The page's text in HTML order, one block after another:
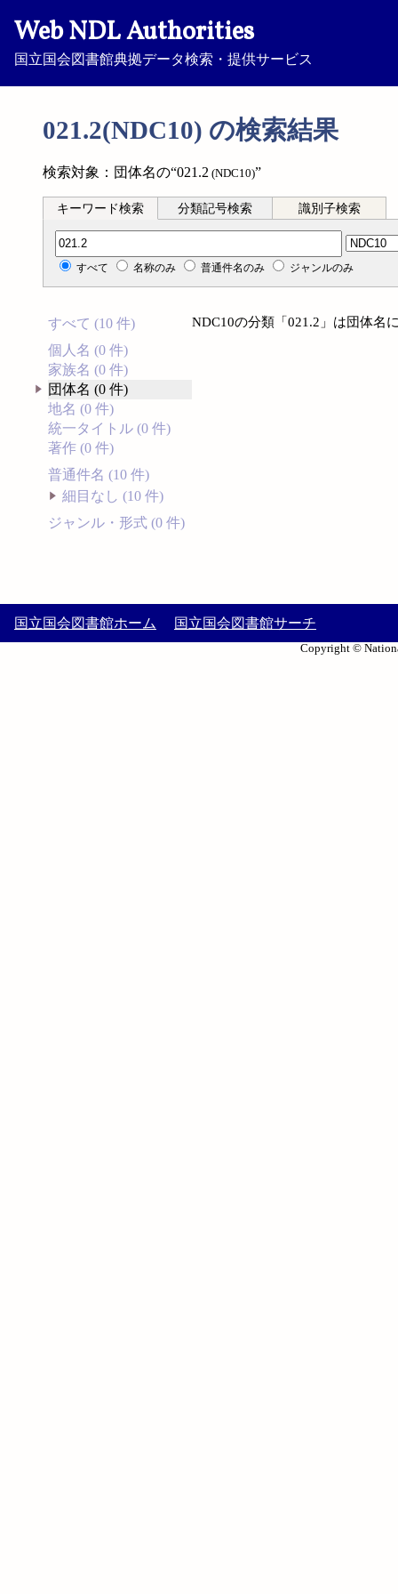
Web NDL Authorities
国立国会図書館典拠データ検索・提供サービス
021.2(NDC10) の検索結果
検索対象：団体名の“021.2 (NDC10)”
キーワード検索 分類記号検索 識別子検索
分類記号検索
すべて 名称のみ 普通件名のみ ジャンルのみ
すべて (10 件)
個人名 (0 件)
家族名 (0 件)
団体名 (0 件)
地名 (0 件)
統一タイトル (0 件)
著作 (0 件)
普通件名 (10 件)
細目なし (10 件)
ジャンル・形式 (0 件)
NDC10の分類「021.2」は団体名
国立国会図書館ホーム 国立国会図書館サーチ
Copyright ©